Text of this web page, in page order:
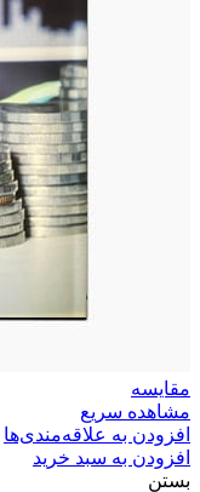
مقایسه
مشاهده سریع
افزودن به علاقه‌مندی‌ها
افزودن به سبد خرید
بستن